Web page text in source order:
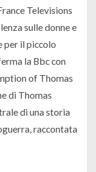
Televisions
sulle donne e
per il piccolo
la Bbc con
of Thomas
di Thomas
di una storia
raccontata